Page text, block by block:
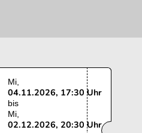
Mi
04.11.2026, 17:30 Uhr
bis
Mi
02.12.2026, 20:30 Uhr